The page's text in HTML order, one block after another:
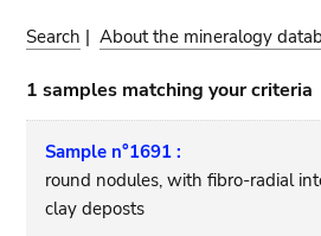
Search |About the mineralogy
1 samples matching your criteria
Sample n°1691 :
round nodules, with fibro-radial
clay deposts